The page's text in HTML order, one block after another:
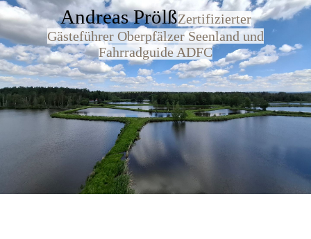
Andreas PrölßZertifizierter
Gästeführer Oberpfälzer Seenland und
Fahrradguide ADFC